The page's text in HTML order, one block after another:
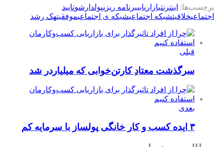
برچسب‌ها: اینترنتبازاریابیبرنامه ریزیپولدارشوتایید
اجتماعیخلاقیتشبکه اجتماعیشبکه ی اجتماعیموفقیتهک رشد
قبلی
سرگذشت معتادِ کارتن‌خوابی که میلیاردر شد
بعدی
۳ ایده کسب‌ و کار خانگی پولساز با سرمایه کم